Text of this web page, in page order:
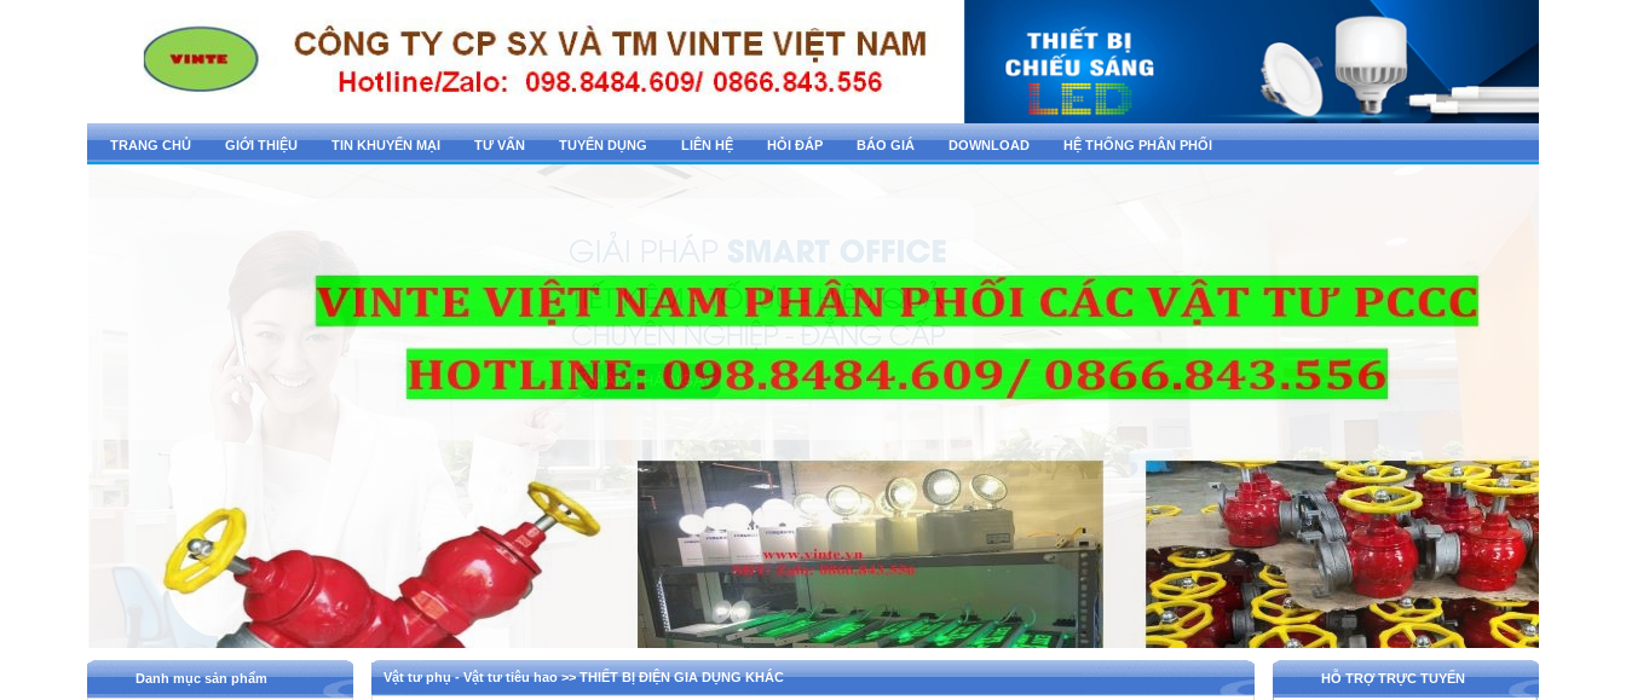
TRANG CHỦ GIỚI THIỆU TIN KHUYẾN MẠI TƯ VẤN TUYỂN DỤNG LIÊN HỆ HỎI ĐÁP BÁO GIÁ DOWNLOAD HỆ THỐNG PHÂN PHỐI
Danh mục sản phẩm Vật tư phụ - Vật tư tiêu hao >> THIẾT BỊ ĐIỆN GIA DỤNG KHÁC HỖ TRỢ TRỰC TUYẾN